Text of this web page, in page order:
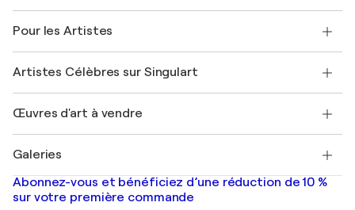
Offrir une carte cadeau
Rejoignez notre programme commercial
Mon compte
+33 1 76 44 06 42
FAQ
Magazine Singulart
Emplois
Découvrez une sélection d'art original
Pour les Artistes
Se connecter en tant qu'Artiste
Artistes Célèbres sur Singulart
Marc Chagall
Banksy
Mr. Brainwash
Shepard Fairey
Œuvres d'art à vendre
Tableaux abstraits à vendre
Peintures de paysage
Estampes
Galeries
Galeries d'art en France
Galeries d'art en Belgique
Abonnez-vous et bénéficiez d’une réduction de 10 %
sur votre première commande